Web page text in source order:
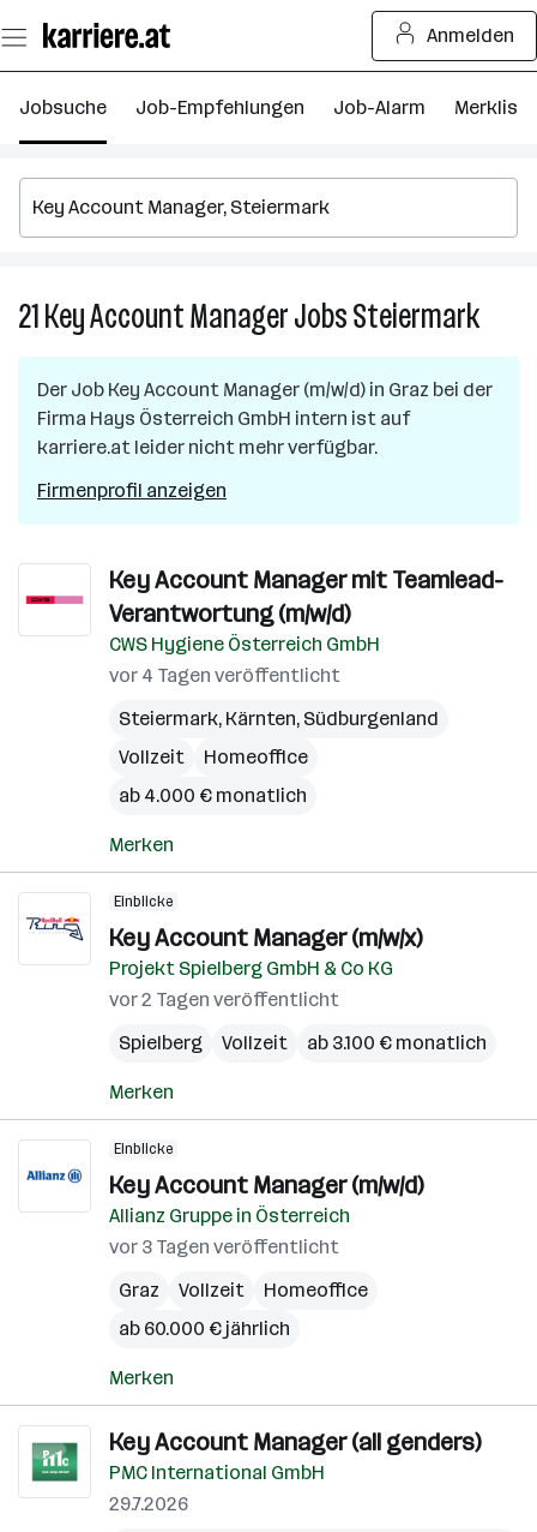
Seiteninhalt
springen
Anmelden
Jobsuche Job-Empfehlungen Job-Alarm Merkliste
21Key Account ManagerJobsSteiermark21
Der Job Key Account Manager (m/w/d) in Graz bei der
Firma Hays Österreich GmbH intern ist auf
karriere.at leider nicht mehr verfügbar.
Firmenprofil anzeigen
Key Account Manager mit Teamlead-
Verantwortung (m/w/d)
CWS Hygiene Österreich GmbH
vor 4 Tagen veröffentlicht
Steiermark, Kärnten, Südburgenland
Vollzeit
Homeoffice
ab 4.000 € monatlich
Merken
Einblicke
Key Account Manager (m/w/x)
Projekt Spielberg GmbH & Co KG
vor 2 Tagen veröffentlicht
Spielberg
Vollzeit ab 3.100 € monatlich
Merken
Einblicke
Key Account Manager (m/w/d)
Allianz Gruppe in Österreich
vor 3 Tagen veröffentlicht
Graz
Vollzeit
Homeoffice
ab 60.000 € jährlich
Merken
Key Account Manager (all genders)
PMC International GmbH
29.7.2026